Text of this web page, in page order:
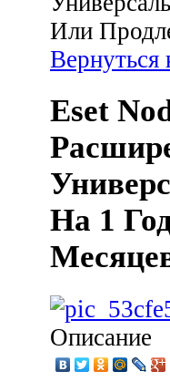
Или
Eset
На 1
Описание